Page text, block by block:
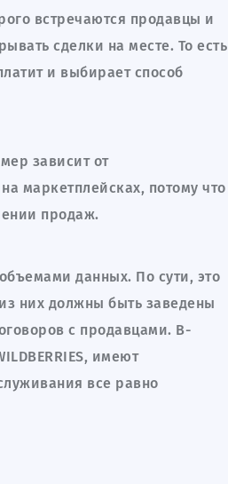
встречаются продавцы и
сделки на месте. То есть
и выбирает способ
зависит от
маркетплейсках, потому что
продаж.
данных. По сути, это
них должны быть заведены
с продавцами. В-
имеют
все равно